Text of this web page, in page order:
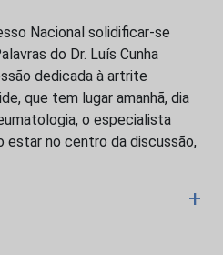
Nacional solidificar-se
do Dr. Luís Cunha
dedicada à artrite
que tem lugar amanhã, dia
o especialista
estar no centro da discussão,
+